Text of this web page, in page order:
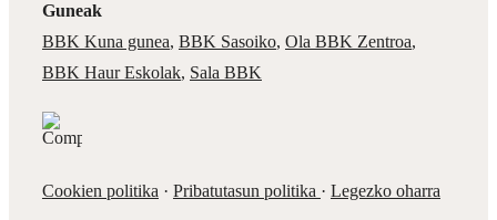
Guneak
BBK Kuna gunea, BBK Sasoiko, Ola BBK Zentroa,
BBK Haur Eskolak, Sala BBK
Cookien politika · Pribatutasun politika · Legezko oharra